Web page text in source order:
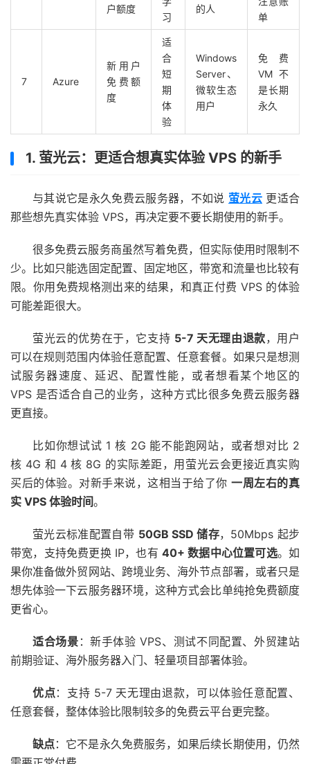
户额度
习
的人
单
7 Azure
新用户
免费额
度
适
合
短
期
体
验
Windows
Server、
微软生态
用户
免费
VM 不
是长期
永久
1. 萤光云：更适合想真实体验 VPS 的新手
与其说它是永久免费云服务器，不如说 萤光云 更适合
那些想先真实体验 VPS，再决定要不要长期使用的新手。
很多免费云服务商虽然写着免费，但实际使用时限制不
少。比如只能选固定配置、固定地区，带宽和流量也比较有
限。你用免费规格测出来的结果，和真正付费 VPS 的体验
可能差距很大。
萤光云的优势在于，它支持 5-7 天无理由退款，用户
可以在规则范围内体验任意配置、任意套餐。如果只是想测
试服务器速度、延迟、配置性能，或者想看某个地区的
VPS 是否适合自己的业务，这种方式比很多免费云服务器
更直接。
比如你想试试 1 核 2G 能不能跑网站，或者想对比 2
核 4G 和 4 核 8G 的实际差距，用萤光云会更接近真实购
买后的体验。对新手来说，这相当于给了你一周左右的真
实 VPS 体验时间。
萤光云标准配置自带 50GB SSD 储存，50Mbps 起步
带宽，支持免费更换 IP，也有 40+ 数据中心位置可选。如
果你准备做外贸网站、跨境业务、海外节点部署，或者只是
想先体验一下云服务器环境，这种方式会比单纯抢免费额度
更省心。
适合场景 ：新手体验 VPS、测试不同配置、外贸建站
前期验证、海外服务器入门、轻量项目部署体验。
优点：支持 5-7 天无理由退款，可以体验任意配置、
任意套餐，整体体验比限制较多的免费云平台更完整。
缺点：它不是永久免费服务，如果后续长期使用，仍然